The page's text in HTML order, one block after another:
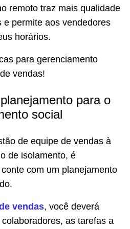
remoto traz mais qualidade
e permite aos vendedores
horários.
para gerenciamento
vendas!
para o
social
de equipe de vendas à
de isolamento, é
com um planejamento
vendas, você deverá
as tarefas a